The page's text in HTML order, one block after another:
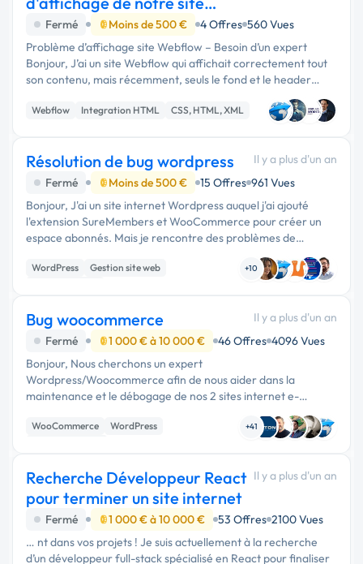
internet via Webflow
Fermé Moins de 500 € 4 Offres 560 Vues
Problème d’affichage site Webflow – Besoin d’un expert
Bonjour, J’ai un site Webflow qui affichait correctement tout
son contenu, mais récemment, seuls le fond et le header
apparaissent, tandis que le reste de la page est vide. Je n’ai
pas modif...
Webflow Integration HTML CSS, HTML, XML
Résolution de bug wordpress
Il y a plus d'un an
Fermé
Moins de 500 € 15 Offres 961 Vues
Bonjour, J'ai un site internet Wordpress auquel j'ai ajouté
l'extension SureMembers et WooCommerce pour créer un
espace abonnés. Mais je rencontre des problèmes de
configuration : dans l'espace paiement, j'ai un message …
WordPress
Gestion site web
+10
Bug woocommerce
Il y a plus d'un an
Fermé
1 000 € à 10 000 € 46 Offres 4096 Vues
Bonjour, Nous cherchons un expert
Wordpress/Woocommerce afin de nous aider dans la
maintenance et le débogage de nos 2 sites internet e-
commerce (FR et ES). Dans un premier temps nous avons un
problème de configuration sur notre checkout (captcha …
WooCommerce
WordPress
+41
Recherche Développeur React
pour terminer un site internet
Il y a plus d'un an
Fermé 1 000 € à 10 000 € 53 Offres 2100 Vues
… nt dans vos projets ! Je suis actuellement à la recherche
d’un développeur full-stack spécialisé en React pour finaliser